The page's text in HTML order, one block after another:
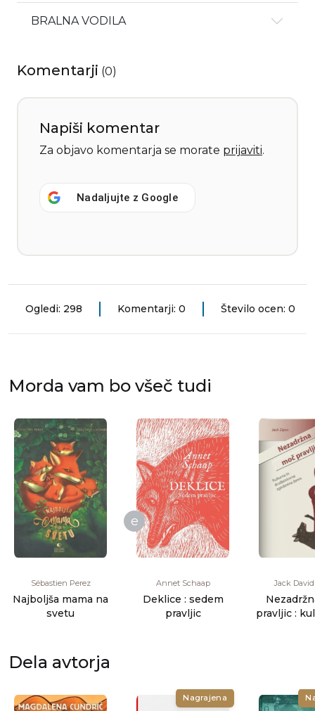
BRALNA VODILA
Komentarji (0)
Napiši komentar
Za objavo komentarja se morate prijaviti.
Nadaljujte z Google
Ogledi: 298 Komentarji: 0 Število ocen: 0
Morda vam bo všeč tudi
Sébastien Perez
Najboljša mama na
svetu
e
Annet Schaap
Deklice : sedem
pravljic
Jack
pravljic :
Dela avtorja
Nagrajena